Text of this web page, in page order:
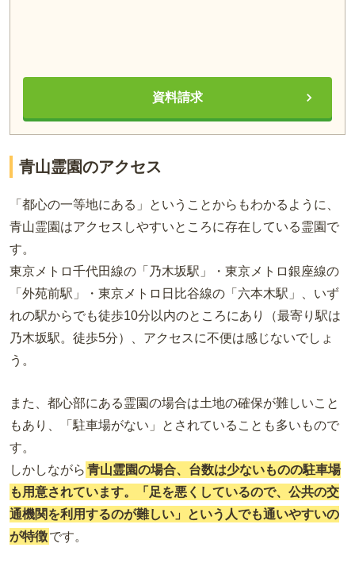
資料請求
青山霊園のアクセス
「都心の一等地にある」ということからもわかるように、
青山霊園はアクセスしやすいところに存在している霊園で
す。
東京メトロ千代田線の「乃木坂駅」・東京メトロ銀座線の
「外苑前駅」・東京メトロ日比谷線の「六本木駅」、いず
れの駅からでも徒歩10分以内のところにあり（最寄り駅は
乃木坂駅。徒歩5分）、アクセスに不便は感じないでしょ
う。
また、都心部にある霊園の場合は土地の確保が難しいこと
もあり、「駐車場がない」とされていることも多いもので
す。
しかしながら 青山霊園の場合、台数は少ないものの駐車場
も用意されています。「足を悪くしているので、公共の交
通機関を利用するのが難しい」という人でも通いやすいの
が特徴です。